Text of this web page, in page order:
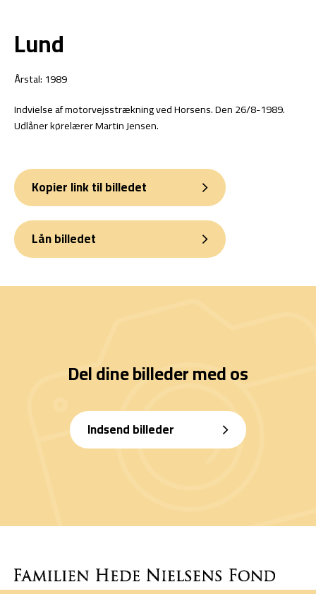
Lund
Årstal: 1989
Indvielse af motorvejsstrækning ved Horsens. Den 26/8-1989.
Udlåner kørelærer Martin Jensen.
Kopier link til billedet
Lån billedet
Del dine billeder med os
Indsend billeder